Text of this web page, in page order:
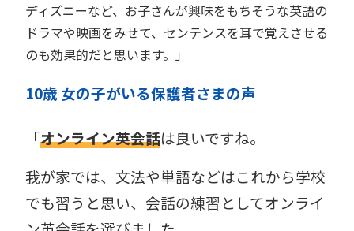
ディズニーなど、お子さんが興味をもちそうな英語の
ドラマや映画をみせて、センテンスを耳で覚えさせる
のも効果的だと思います。」
10歳 女の子がいる保護者さまの声
「オンライン英会話は良いですね。
我が家では、文法や単語などはこれから学校
でも習うと思い、会話の練習としてオンライ